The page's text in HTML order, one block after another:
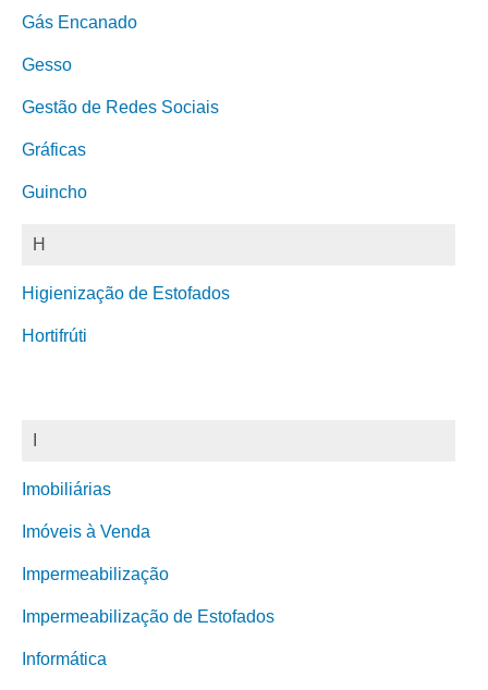
Gás Encanado
Gesso
Gestão de Redes Sociais
Gráficas
Guincho
H
Higienização de Estofados
Hortifrúti
Imobiliárias
Imóveis à Venda
Impermeabilização
Impermeabilização de Estofados
Informática